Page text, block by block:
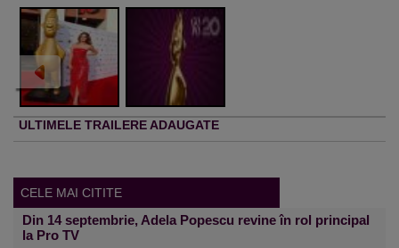
ULTIMELE TRAILERE ADAUGATE
CELE MAI CITITE
Din 14 septembrie, Adela Popescu revine în rol principal
la Pro TV